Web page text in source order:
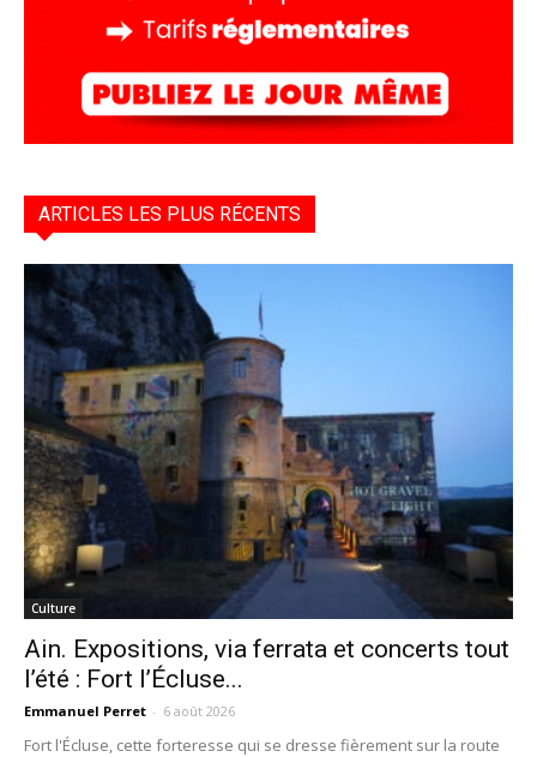
ARTICLES LES PLUS RÉCENTS
Culture
Ain. Expositions, via ferrata et concerts tout
l’été : Fort l’Écluse...
Emmanuel Perret - 6 août 2026
Fort l'Écluse, cette forteresse qui se dresse fièrement sur la route